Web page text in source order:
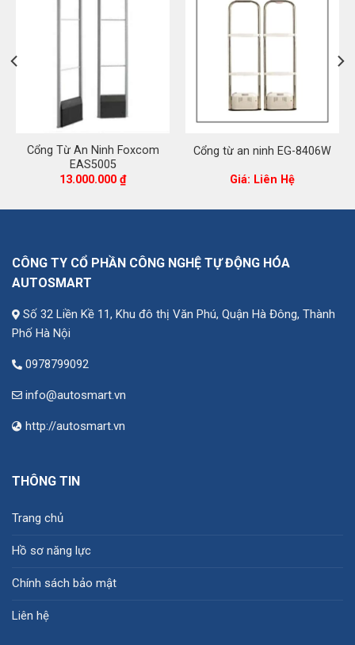
Cổng Từ An Ninh Foxcom
EAS5005
13.000.000 ₫
Cổng từ an ninh EG-8406W
Giá: Liên Hệ
CÔNG TY CỔ PHẦN CÔNG NGHỆ TỰ ĐỘNG HÓA
AUTOSMART
Số 32 Liền Kề 11, Khu đô thị Văn Phú, Quận Hà Đông, Thành
Phố Hà Nội
0978799092
info@autosmart.vn
http://autosmart.vn
THÔNG TIN
Trang chủ
Hồ sơ năng lực
Chính sách bảo mật
Liên hệ